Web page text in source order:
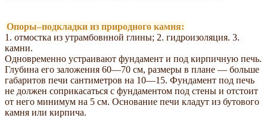
Опоры–подкладки из природного камня:
1. отмостка из утрамбовнной глины; 2. гидроизоляция. 3.
камни.
Одновременно устраивают фундамент и под кирпичную печь.
Глубина его заложения 60—70 см, размеры в плане — больше
габаритов печи сантиметров на 10—15. Фундамент под печь
не должен соприкасаться с фундаментом под стены и отстоит
от него минимум на 5 см. Основание печи кладут из бутового
камня или кирпича.